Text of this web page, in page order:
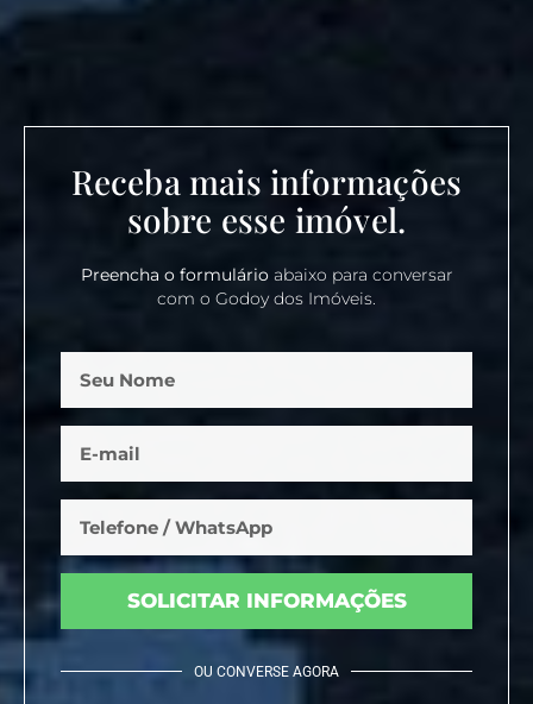
Receba mais informações
sobre esse imóvel.
Preencha o formulárioabaixo para conversar
com o Godoy dos Imóveis.
SOLICITAR INFORMAÇÕES
OU CONVERSE AGORA